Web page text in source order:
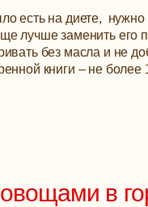
есть на диете, нужно
лучше заменить его
без масла и не
книги – не
в